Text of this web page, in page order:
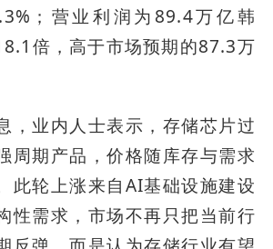
；营业利润为89.4万亿韩
倍，高于市场预期的87.3万
，业内人士表示，存储芯片过
周期产品，价格随库存与需求
此轮上涨来自AI基础设施建设
性需求，市场不再只把当前行